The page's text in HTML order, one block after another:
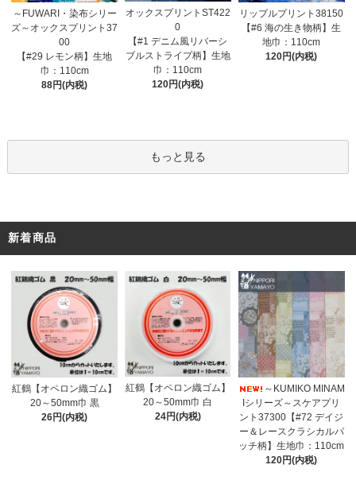
～FUWARI・染布シリー
ズ～オックスプリント37
00
【#29 レモン柄】生地
巾：110cm
88円(内税)
オックスプリントST422
0
【#1 デニム風リバーシ
ブルストライプ柄】生地
巾：110cm
120円(内税)
リップルプリント38150
【#6 海の生き物柄】生
地巾：110cm
120円(内税)
もっと見る
新着商品
紅鶴【オペロン織ゴム】
20～50mm巾 黒
26円(内税)
紅鶴【オペロン織ゴム】
20～50mm巾 白
24円(内税)
～KUMIKO MINAM
Iシリーズ～スケアプリ
ント37300【#72 デイジ
ー＆レースクラシカルパ
ッチ柄】生地巾：110cm
120円(内税)